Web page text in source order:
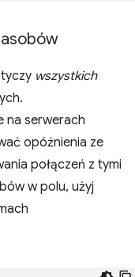
wszystkich
na serwerach
opóźnienia ze
połączeń z tymi
w polu, użyj